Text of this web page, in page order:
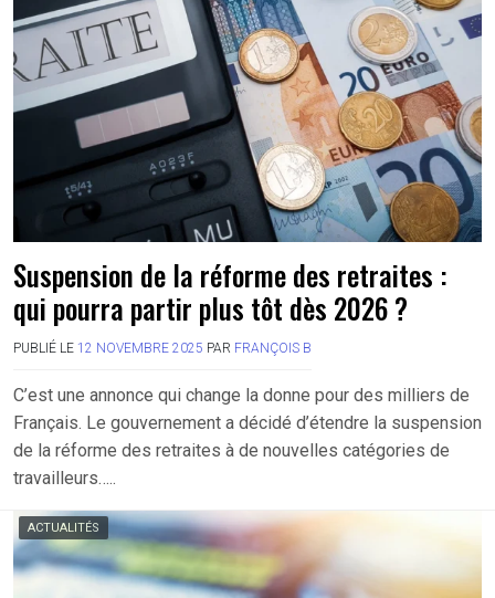
Suspension de la réforme des retraites :
qui pourra partir plus tôt dès 2026 ?
PUBLIÉ LE 12 NOVEMBRE 2025 PAR FRANÇOIS B
C’est une annonce qui change la donne pour des milliers de
Français. Le gouvernement a décidé d’étendre la suspension
de la réforme des retraites à de nouvelles catégories de
travailleurs…..
ACTUALITÉS